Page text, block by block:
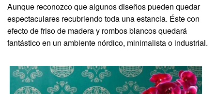
Aunque reconozco que algunos diseños pueden quedar
espectaculares recubriendo toda una estancia. Éste con
efecto de friso de madera y rombos blancos quedará
fantástico en un ambiente nórdico, minimalista o industrial.